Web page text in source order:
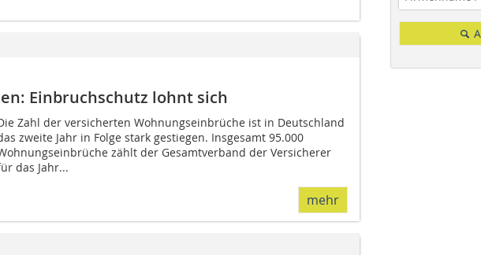
Einbruchschutz lohnt sich
Zahl der versicherten Wohnungseinbrüche ist in Deutschland
zweite Jahr in Folge stark gestiegen. Insgesamt 95.000
zählt der Gesamtverband der Versicherer
das Jahr...
mehr